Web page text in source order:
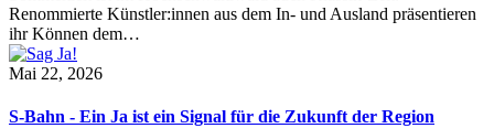
Renommierte Künstler:innen aus dem In- und Ausland präsentieren
ihr Können dem…
Mai 22, 2026
S-Bahn - Ein Ja ist ein Signal für die Zukunft der Region